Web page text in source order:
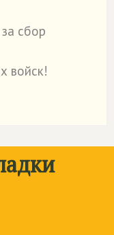
сбор
войск!